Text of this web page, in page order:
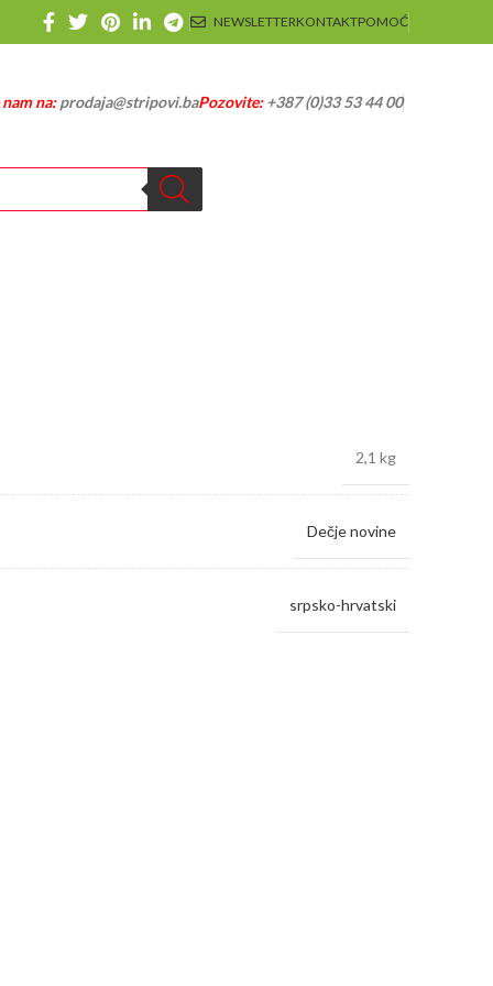
NEWSLETTERKONTAKTPOMOĆ
na:prodaja@stripovi.baPozovite:+387 (0)33 53 44 00
2,1 kg
Dečje novine
srpsko-hrvatski